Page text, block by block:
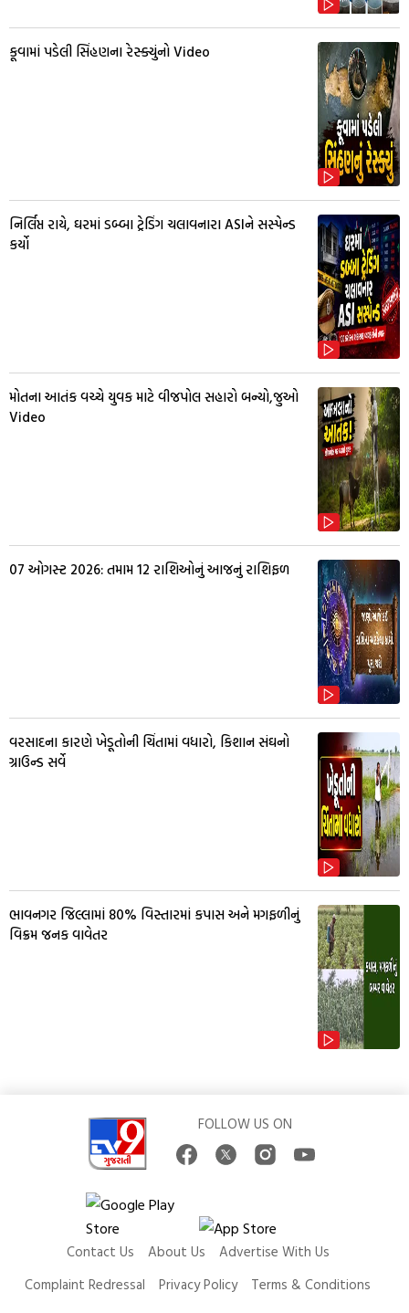
કૂવામાં પડેલી સિંહણના રેસ્ક્યુંનો Video
નિર્લિપ્ત રાયે, ઘરમાં ડબ્બા ટ્રેડિંગ ચલાવનારા ASIને સસ્પેન્ડ
કર્યો
મોતના આતંક વચ્ચે યુવક માટે વીજપોલ સહારો બન્યો,જુઓ
Video
07 ઓગસ્ટ 2026: તમામ 12 રાશિઓનું આજનું રાશિફળ
વરસાદના કારણે ખેડૂતોની ચિંતામાં વધારો, કિશાન સંઘનો
ગ્રાઉન્ડ સર્વે
ભાવનગર જિલ્લામાં 80% વિસ્તારમાં કપાસ અને મગફળીનું
વિક્રમ જનક વાવેતર
FOLLOW US ON
Contact Us About Us
Advertise With Us
Complaint Redressal
Privacy Policy Terms & Conditions